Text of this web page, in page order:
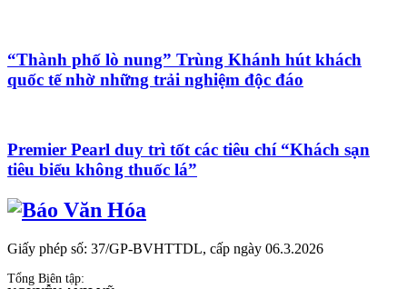
“Thành phố lò nung” Trùng Khánh hút khách
quốc tế nhờ những trải nghiệm độc đáo
Premier Pearl duy trì tốt các tiêu chí “Khách sạn
tiêu biểu không thuốc lá”
Giấy phép số: 37/GP-BVHTTDL, cấp ngày 06.3.2026
Tổng Biên tập: